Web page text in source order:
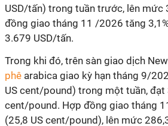
USD/tấn) trong tuần trước, lên mức
đồng giao tháng 11 /2026 tăng
3.679 USD/tấn.
Trong khi đó, trên sàn giao dịch
phê arabica giao kỳ hạn tháng 9/
US cent/pound) trong một tuần, đạt
cent/pound. Hợp đồng giao tháng
(25,8 US cent/pound), lên mức